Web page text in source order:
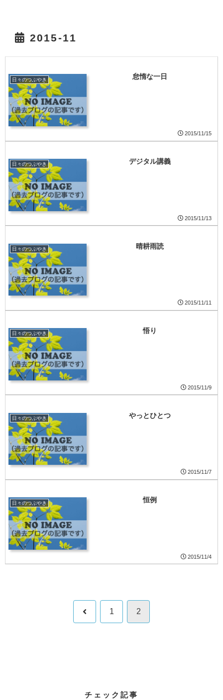
2015-11
日々のつぶやき 怠惰な一日
2015/11/15
日々のつぶやき デジタル講義
2015/11/13
日々のつぶやき 晴耕雨読
2015/11/11
日々のつぶやき 悟り
2015/11/9
日々のつぶやき やっとひとつ
2015/11/7
日々のつぶやき 恒例
2015/11/4
前 1 2
チェック記事